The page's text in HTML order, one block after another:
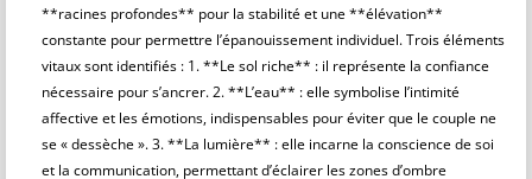
**racines profondes** pour la stabilité et une **élévation**
constante pour permettre l’épanouissement individuel. Trois éléments
vitaux sont identifiés : 1. **Le sol riche** : il représente la confiance
nécessaire pour s’ancrer. 2. **L’eau** : elle symbolise l’intimité
affective et les émotions, indispensables pour éviter que le couple ne
se « dessèche ». 3. **La lumière** : elle incarne la conscience de soi
et la communication, permettant d’éclairer les zones d’ombre